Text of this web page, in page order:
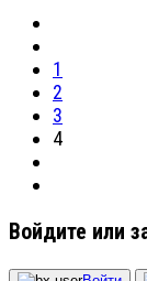
1
2
3
4
Войдите или